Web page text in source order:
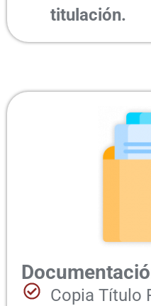
titulación.
Copia Título